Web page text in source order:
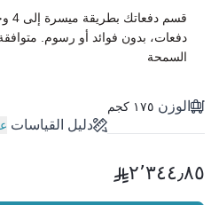
دفعات، بدون فوائد أو رسوم.
السمحة
الوزن ١٧٥ كجم
دليل القياسات
٢٬٣٤٤٫٨٥